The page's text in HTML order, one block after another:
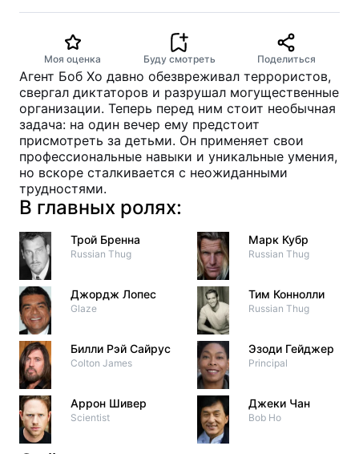
Моя оценка Буду смотреть Поделиться
Агент Боб Хо давно обезвреживал террористов,
свергал диктаторов и разрушал могущественные
организации. Теперь перед ним стоит необычная
задача: на один вечер ему предстоит
присмотреть за детьми. Он применяет свои
профессиональные навыки и уникальные умения,
но вскоре сталкивается с неожиданными
трудностями.
В главных ролях:
Трой Бренна
Russian Thug
Джордж Лопес
Glaze
Билли Рэй Сайрус
Colton James
Аррон Шивер
Scientist
Марк Кубр
Russian Thug
Тим Коннолли
Russian Thug
Эзоди Гейджер
Principal
Джеки Чан
Bob Ho